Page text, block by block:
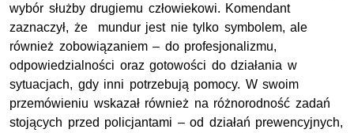
wybór służby drugiemu człowiekowi. Komendant
zaznaczył, że mundur jest nie tylko symbolem, ale
również zobowiązaniem – do profesjonalizmu,
odpowiedzialności oraz gotowości do działania w
sytuacjach, gdy inni potrzebują pomocy. W swoim
przemówieniu wskazał również na różnorodność zadań
stojących przed policjantami – od działań prewencyjnych,